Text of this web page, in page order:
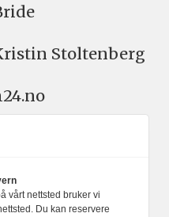
Stoltenberg
vårt nettsted bruker vi
Du kan reservere